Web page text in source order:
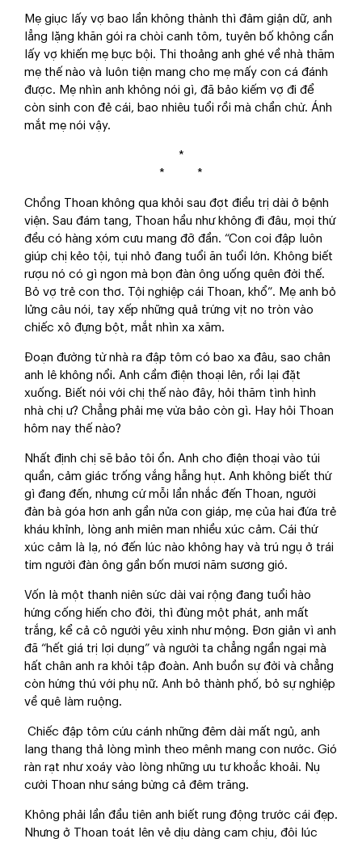
Mẹ giục lấy vợ bao lần không thành thì đâm giận dữ, anh
lẳng lặng khăn gói ra chòi canh tôm, tuyên bố không cần
lấy vợ khiến mẹ bực bội. Thi thoảng anh ghé về nhà thăm
mẹ thế nào và luôn tiện mang cho mẹ mấy con cá đánh
được. Mẹ nhìn anh không nói gì, đã bảo kiếm vợ đi để
còn sinh con đẻ cái, bao nhiêu tuổi rồi mà chần chừ. Ánh
mắt mẹ nói vậy.
*
* *
Chồng Thoan không qua khỏi sau đợt điều trị dài ở bệnh
viện. Sau đám tang, Thoan hầu như không đi đâu, mọi thứ
đều có hàng xóm cưu mang đỡ đần. “Con coi đập luôn
giúp chị kẻo tội, tụi nhỏ đang tuổi ăn tuổi lớn. Không biết
rượu nó có gì ngon mà bọn đàn ông uống quên đời thế.
Bỏ vợ trẻ con thơ. Tội nghiệp cái Thoan, khổ”. Mẹ anh bỏ
lửng câu nói, tay xếp những quả trứng vịt no tròn vào
chiếc xô đựng bột, mắt nhìn xa xăm.
Đoạn đường từ nhà ra đập tôm có bao xa đâu, sao chân
anh lê không nổi. Anh cầm điện thoại lên, rồi lại đặt
xuống. Biết nói với chị thế nào đây, hỏi thăm tình hình
nhà chị ư? Chẳng phải mẹ vừa bảo còn gì. Hay hỏi Thoan
hôm nay thế nào?
Nhất định chị sẽ bảo tôi ổn. Anh cho điện thoại vào túi
quần, cảm giác trống vắng hẫng hụt. Anh không biết thứ
gì đang đến, nhưng cứ mỗi lần nhắc đến Thoan, người
đàn bà góa hơn anh gần nửa con giáp, mẹ của hai đứa trẻ
kháu khỉnh, lòng anh miên man nhiều xúc cảm. Cái thứ
xúc cảm là lạ, nó đến lúc nào không hay và trú ngụ ở trái
tim người đàn ông gần bốn mươi năm sương gió.
Vốn là một thanh niên sức dài vai rộng đang tuổi hào
hứng cống hiến cho đời, thì đùng một phát, anh mất
trắng, kể cả cô người yêu xinh như mộng. Đơn giản vì anh
đã “hết giá trị lợi dụng” và người ta chẳng ngần ngại mà
hất chân anh ra khỏi tập đoàn. Anh buồn sự đời và chẳng
còn hứng thú với phụ nữ. Anh bỏ thành phố, bỏ sự nghiệp
về quê làm ruộng.
Chiếc đập tôm cứu cánh những đêm dài mất ngủ, anh
lang thang thả lòng mình theo mênh mang con nước. Gió
ràn rạt như xoáy vào lòng những ưu tư khoắc khoải. Nụ
cười Thoan như sáng bừng cả đêm trăng.
Không phải lần đầu tiên anh biết rung động trước cái đẹp.
Nhưng ở Thoan toát lên vẻ dịu dàng cam chịu, đôi lúc